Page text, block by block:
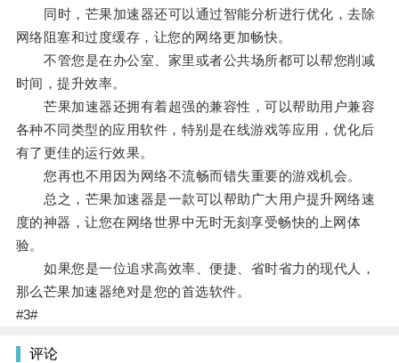
同时，芒果加速器还可以通过智能分析进行优化，去除
网络阻塞和过度缓存，让您的网络更加畅快。
不管您是在办公室、家里或者公共场所都可以帮您削减
时间，提升效率。
芒果加速器还拥有着超强的兼容性，可以帮助用户兼容
各种不同类型的应用软件，特别是在线游戏等应用，优化后
有了更佳的运行效果。
您再也不用因为网络不流畅而错失重要的游戏机会。
总之，芒果加速器是一款可以帮助广大用户提升网络速
度的神器，让您在网络世界中无时无刻享受畅快的上网体
验。
如果您是一位追求高效率、便捷、省时省力的现代人，
那么芒果加速器绝对是您的首选软件。
#3#
评论